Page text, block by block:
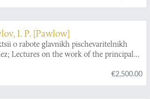
des ursprünglichen
Thier-Geschlecht halten zu müssen, so
jeden Liebhaber desselben. Gesammelt
I. P. [Pawlow]
o rabote glavnikh pischevaritelnikh
Lectures on the work of the principal
€2,500.00